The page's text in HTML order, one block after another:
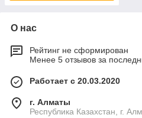
О нас
Рейтинг не сформирован
Менее 5 отзывов за
Работает с 20.03.2020
г. Алматы
Республика Казахстан, г.